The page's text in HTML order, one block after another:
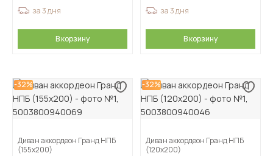
за 3 дня
В корзину
за 3 дня
В корзину
-32%
Диван аккордеон Гранд НПБ
(155х200)
-32%
Диван аккордеон Гранд НПБ
(120х200)